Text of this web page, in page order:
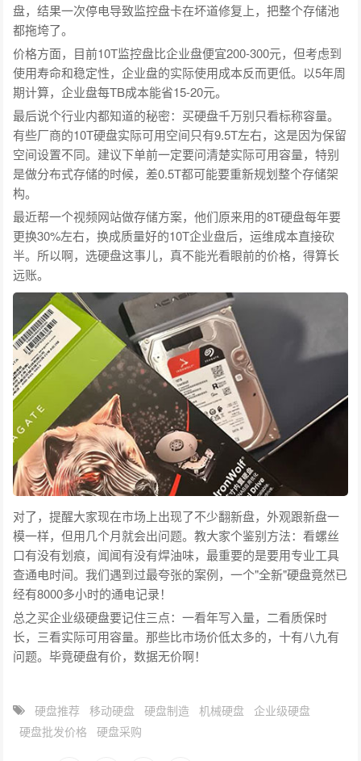
盘，结果一次停电导致监控盘卡在坏道修复上，把整个存储池
都拖垮了。
价格方面，目前10T监控盘比企业盘便宜200-300元，但考虑到
使用寿命和稳定性，企业盘的实际使用成本反而更低。以5年周
期计算，企业盘每TB成本能省15-20元。
最后说个行业内都知道的秘密：买硬盘千万别只看标称容量。
有些厂商的10T硬盘实际可用空间只有9.5T左右，这是因为保留
空间设置不同。建议下单前一定要问清楚实际可用容量，特别
是做分布式存储的时候，差0.5T都可能要重新规划整个存储架
构。
最近帮一个视频网站做存储方案，他们原来用的8T硬盘每年要
更换30%左右，换成质量好的10T企业盘后，运维成本直接砍
半。所以啊，选硬盘这事儿，真不能光看眼前的价格，得算长
远账。
对了，提醒大家现在市场上出现了不少翻新盘，外观跟新盘一
模一样，但用几个月就会出问题。教大家个鉴别方法：看螺丝
口有没有划痕，闻闻有没有焊油味，最重要的是要用专业工具
查通电时间。我们遇到过最夸张的案例，一个"全新"硬盘竟然已
经有8000多小时的通电记录！
总之买企业级硬盘要记住三点：一看年写入量，二看质保时
长，三看实际可用容量。那些比市场价低太多的，十有八九有
问题。毕竟硬盘有价，数据无价啊！
硬盘推荐 移动硬盘 硬盘制造 机械硬盘
企业级硬盘
硬盘批发价格
硬盘采购